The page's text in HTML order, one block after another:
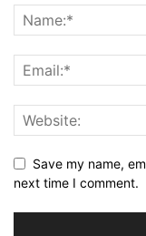
Save my name,
next time I comment.